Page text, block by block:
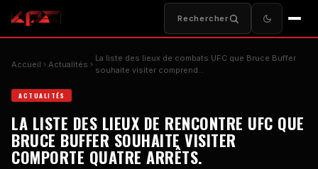
Rechercher
Accueil Actualités
La liste des lieux de combats UFC que Bruce Buffer
souhaite visiter comprend…
ACTUALITÉS
LA LISTE DES LIEUX DE RENCONTRE UFC QUE
BRUCE BUFFER SOUHAITE VISITER
COMPORTE QUATRE ARRÊTS.